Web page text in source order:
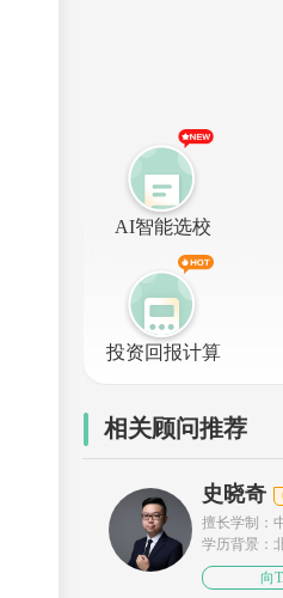
AI智能选校
投资回报计算
相关顾问推荐
史晓奇
擅长学制：
生
学历背景：
向